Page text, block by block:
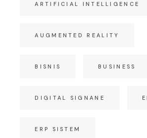
ARTIFICIAL INTELLIGENCE
AUGMENTED REALITY
BISNIS BUSINESS
DIGITAL SIGNANE
ERP SISTEM